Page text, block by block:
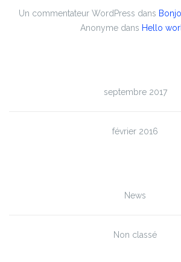
Un commentateur WordPress dans
Anonyme dans Hello
septembre 2017
février 2016
News
Non classé